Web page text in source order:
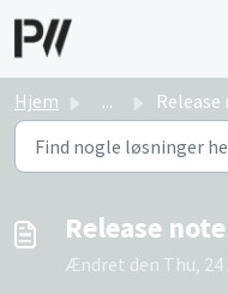
Hjem ... Release
Release
Ændret den Thu, 24